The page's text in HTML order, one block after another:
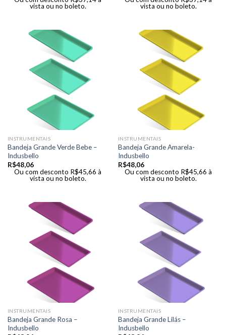
vista ou no boleto.
vista ou no boleto.
INSTRUMENTAIS
Bandeja Grande Verde Bebe –
Indusbello
R$48,06
Ou com desconto R$45,66 à
vista ou no boleto.
INSTRUMENTAIS
Bandeja Grande Amarela-
Indusbello
R$48,06
Ou com desconto R$45,66 à
vista ou no boleto.
INSTRUMENTAIS
Bandeja Grande Rosa –
Indusbello
INSTRUMENTAIS
Bandeja Grande Lilás –
Indusbello